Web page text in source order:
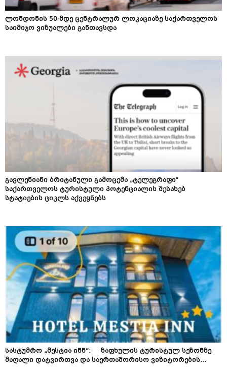
ლონდონის 50-მდე ცენტრალურ ლოკაციაზე საქართველოს
საიმიჯო ვიზუალები განთავსდა
გავლენიანი ბრიტანული გამოცემა „ტელეგრაფი“
საქართველოს ტურისტული პოტენციალის შესახებ
სტატიების ციკლს აქვეყნებს
სასტუმრო „მესტია ინნ“: ზაფხულის ტურისტულ სეზონზე
მაღალი დატვირთვა და საერთაშორისო ვიზიტორების...